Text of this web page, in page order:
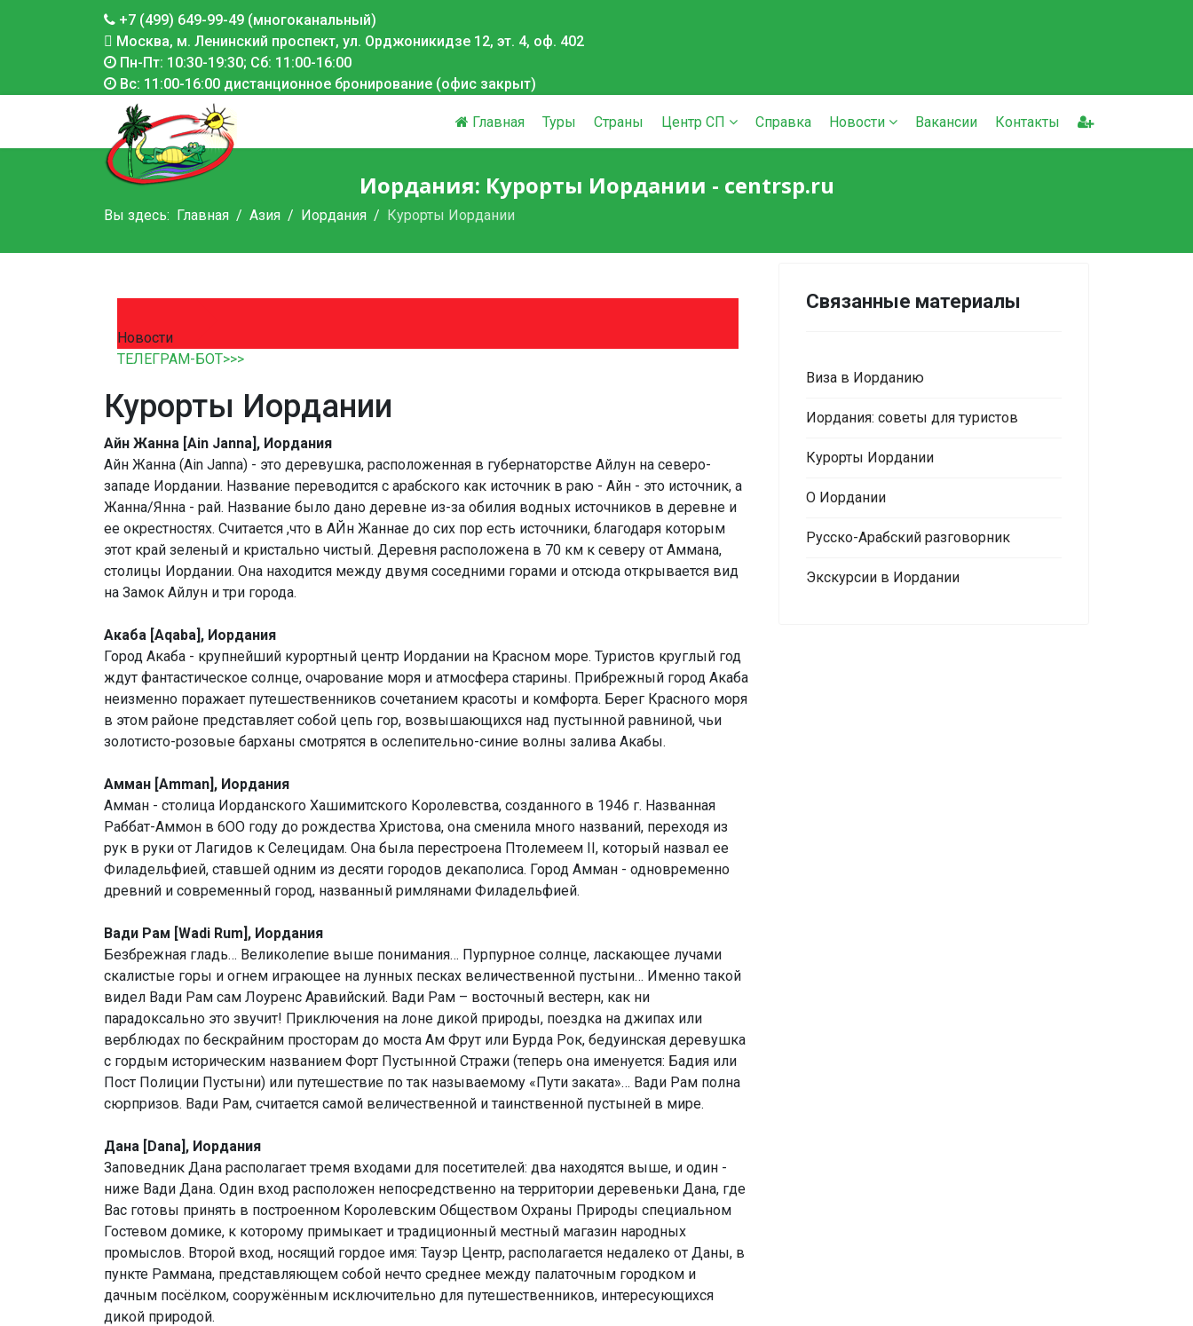
+7 (499) 649-99-49 (многоканальный)
Москва, м. Ленинский проспект, ул. Орджоникидзе 12, эт. 4, оф. 402
Пн-Пт: 10:30-19:30; Сб: 11:00-16:00
Вс: 11:00-16:00 дистанционное бронирование (офис закрыт)
Главная Туры Страны Центр СП Справка Новости Вакансии Контакты
Иордания: Курорты Иордании - centrsp.ru
Вы здесь: Главная Азия Иордания Курорты Иордании
Новости
ТЕЛЕГРАМ-БОТ>>>
Курорты Иордании
Айн Жанна [Ain Janna], Иордания
Айн Жанна (Ain Janna) - это деревушка, расположенная в губернаторстве Айлун на северо-
западе Иордании. Название переводится с арабского как источник в раю - Айн - это источник, а
Жанна/Янна - рай. Название было дано деревне из-за обилия водных источников в деревне и
ее окрестностях. Считается ,что в АЙн Жаннае до сих пор есть источники, благодаря которым
этот край зеленый и кристально чистый. Деревня расположена в 70 км к северу от Аммана,
столицы Иордании. Она находится между двумя соседними горами и отсюда открывается вид
на Замок Айлун и три города.
Акаба [Aqaba], Иордания
Город Акаба - крупнейший курортный центр Иордании на Красном море. Туристов круглый год
ждут фантастическое солнце, очарование моря и атмосфера старины. Прибрежный город Акаба
неизменно поражает путешественников сочетанием красоты и комфорта. Берег Красного моря
в этом районе представляет собой цепь гор, возвышающихся над пустынной равниной, чьи
золотисто-розовые барханы смотрятся в ослепительно-синие волны залива Акабы.
Амман [Amman], Иордания
Амман - столица Иорданского Хашимитского Королевства, созданного в 1946 г. Названная
Раббат-Аммон в 6ОО году до poждества Христова, она сменила много названий, переходя из
рук в руки от Лагидов к Селецидам. Она была перестроена Птолемеем II, который назвал ее
Филадельфией, ставшей одним из десяти городов декаполиса. Город Амман - одновременно
древний и современный город, названный римлянами Филадельфией.
Вади Рам [Wadi Rum], Иордания
Безбрежная гладь… Великолепие выше понимания… Пурпурное солнце, ласкающее лучами
скалистые горы и огнем играющее на лунных песках величественной пустыни… Именно такой
видел Вади Рам сам Лоуренс Аравийский. Вади Рам – восточный вестерн, как ни
парадоксально это звучит! Приключения на лоне дикой природы, поездка на джипах или
верблюдах по бескрайним просторам до моста Ам Фрут или Бурда Рок, бедуинская деревушка
с гордым историческим названием Форт Пустынной Стражи (теперь она именуется: Бадия или
Пост Полиции Пустыни) или путешествие по так называемому «Пути заката»… Вади Рам полна
сюрпризов. Вади Рам, считается самой величественной и таинственной пустыней в мире.
Дана [Dana], Иордания
Заповедник Дана располагает тремя входами для посетителей: два находятся выше, и один -
ниже Вади Дана. Один вход расположен непосредственно на территории деревеньки Дана, где
Вас готовы принять в построенном Королевским Обществом Охраны Природы специальном
Гостевом домике, к которому примыкает и традиционный местный магазин народных
промыслов. Второй вход, носящий гордое имя: Тауэр Центр, располагается недалеко от Даны, в
пункте Раммана, представляющем собой нечто среднее между палаточным городком и
дачным посёлком, сооружённым исключительно для путешественников, интересующихся
дикой природой.
Связанные материалы
Виза в Иорданию
Иордания: советы для туристов
Курорты Иордании
О Иордании
Русско-Арабский разговорник
Экскурсии в Иордании